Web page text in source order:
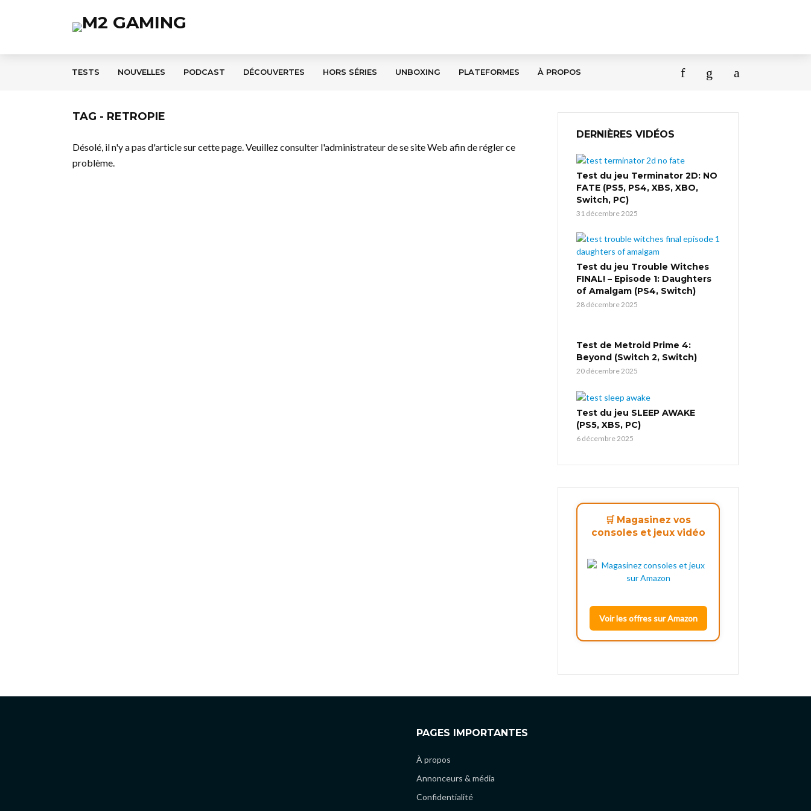
TESTS NOUVELLES PODCAST DÉCOUVERTES HORS SÉRIES UNBOXING PLATEFORMES À PROPOS
TAG - RETROPIE
Désolé, il n'y a pas d'article sur cette page. Veuillez consulter l'administrateur de se site Web afin de régler ce
problème.
DERNIÈRES VIDÉOS
Test du jeu Terminator 2D: NO
FATE (PS5, PS4, XBS, XBO,
Switch, PC)
31 décembre 2025
Test du jeu Trouble Witches
FINAL! – Episode 1: Daughters
of Amalgam (PS4, Switch)
28 décembre 2025
Test de Metroid Prime 4:
Beyond (Switch 2, Switch)
20 décembre 2025
Test du jeu SLEEP AWAKE
(PS5, XBS, PC)
6 décembre 2025
🛒 Magasinez vos
consoles et jeux vidéo
Voir les offres sur Amazon
PAGES IMPORTANTES
À propos
Annonceurs & média
Confidentialité